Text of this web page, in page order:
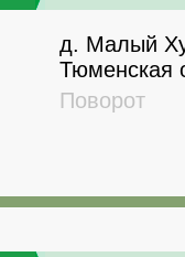
д. Малый
Тюменская
Поворот